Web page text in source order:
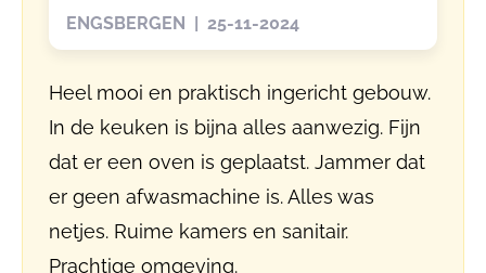
ENGSBERGEN | 25-11-2024
Heel mooi en praktisch ingericht gebouw.
In de keuken is bijna alles aanwezig. Fijn
dat er een oven is geplaatst. Jammer dat
er geen afwasmachine is. Alles was
netjes. Ruime kamers en sanitair.
Prachtige omgeving.